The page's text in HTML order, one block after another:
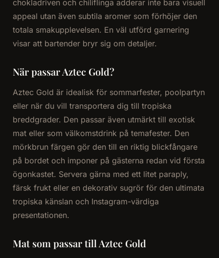
chokladriven och chiliflinga adderar inte bara visuell
appeal utan även subtila aromer som förhöjer den
totala smakupplevelsen. En väl utförd garnering
visar att bartender bryr sig om detaljer.
När passar Aztec Gold?
Aztec Gold är idealisk för sommarfester, poolpartyn
eller när du vill transportera dig till tropiska
breddgrader. Den passar även utmärkt till exotisk
mat eller som välkomstdrink på temafester. Den
mörkbrun färgen gör den till en riktig blickfångare
på bordet och imponer på gästerna redan vid första
ögonkastet. Servera gärna med ett litet paraply,
färsk frukt eller en dekorativ sugrör för den ultimata
tropiska känslan och Instagram-värdiga
presentationen.
Mat som passar till Aztec Gold